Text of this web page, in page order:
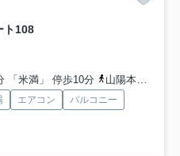
ト108
「米満」 停歩10分
山陽本線「寺家」駅 徒歩21分
エアコン
バルコニー